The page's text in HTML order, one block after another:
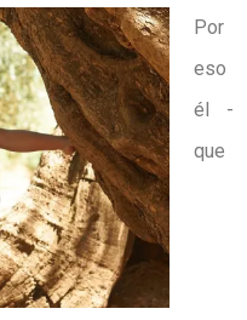
Por
eso
él -
que